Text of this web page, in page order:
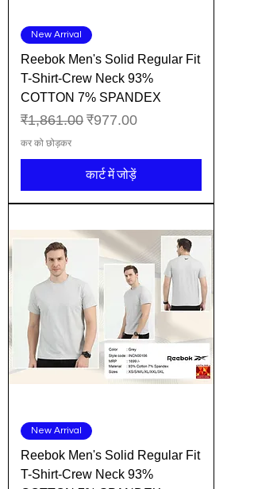
New Arrival
Reebok Men's Solid Regular Fit
T-Shirt-Crew Neck 93%
COTTON 7% SPANDEX
नियमित मूल्य
₹1,861.00 बिक्री मूल्य
₹977.00
कर को छोड़कर
कार्ट में जोड़ें
New Arrival
Reebok Men's Solid Regular Fit
T-Shirt-Crew Neck 93%